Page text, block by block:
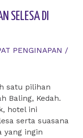
SELESA DI
PENGINAPAN /
satu pilihan
Baling, Kedah.
hotel ini
serta suasana
yang ingin